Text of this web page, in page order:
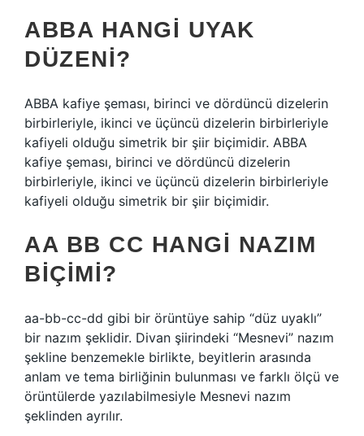
ABBA HANGI UYAK
DÜZENI?
ABBA kafiye şeması, birinci ve dördüncü dizelerin
birbirleriyle, ikinci ve üçüncü dizelerin birbirleriyle
kafiyeli olduğu simetrik bir şiir biçimidir. ABBA
kafiye şeması, birinci ve dördüncü dizelerin
birbirleriyle, ikinci ve üçüncü dizelerin birbirleriyle
kafiyeli olduğu simetrik bir şiir biçimidir.
AA BB CC HANGI NAZIM
BIÇIMI?
aa-bb-cc-dd gibi bir örüntüye sahip “düz uyaklı”
bir nazım şeklidir. Divan şiirindeki “Mesnevi” nazım
şekline benzemekle birlikte, beyitlerin arasında
anlam ve tema birliğinin bulunması ve farklı ölçü ve
örüntülerde yazılabilmesiyle Mesnevi nazım
şeklinden ayrılır.